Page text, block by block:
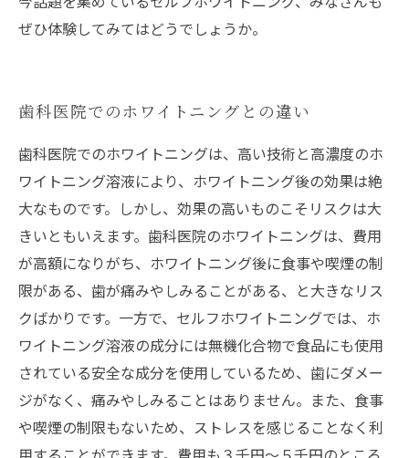
ぜひ体験してみてはどうでしょうか。
歯科医院でのホワイトニングとの違い
歯科医院でのホワイトニングは、高い技術と高濃度のホ
ワイトニング溶液により、ホワイトニング後の効果は絶
大なものです。しかし、効果の高いものこそリスクは大
きいともいえます。歯科医院のホワイトニングは、費用
が高額になりがち、ホワイトニング後に食事や喫煙の制
限がある、歯が痛みやしみることがある、と大きなリス
クばかりです。一方で、セルフホワイトニングでは、ホ
ワイトニング溶液の成分には無機化合物で食品にも使用
されている安全な成分を使用しているため、歯にダメー
ジがなく、痛みやしみることはありません。また、食事
や喫煙の制限もないため、ストレスを感じることなく利